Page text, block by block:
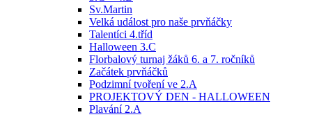
Sv.Martin
Velká událost pro naše prvňáčky
Talentíci 4.tříd
Halloween 3.C
Florbalový turnaj žáků 6. a 7. ročníků
Začátek prvňáčků
Podzimní tvoření ve 2.A
PROJEKTOVÝ DEN - HALLOWEEN
Plavání 2.A